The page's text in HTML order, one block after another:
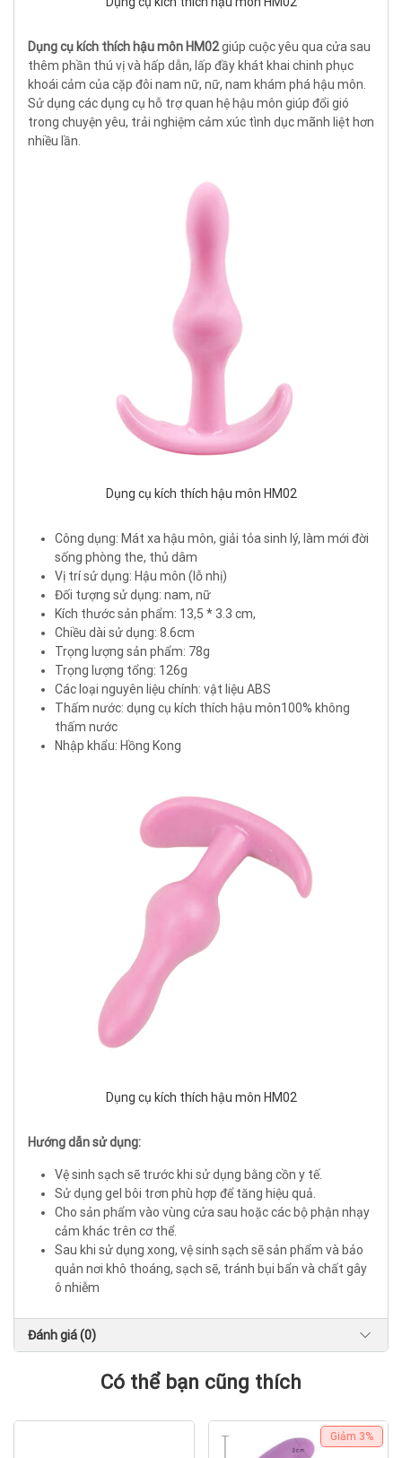
Dụng cụ kích thích hậu môn HM02giúp cuộc yêu qua cửa sau
thêm phần thú vị và hấp dẫn, lấp đầy khát khai chinh phục
khoái cảm của cặp đôi nam nữ, nữ, nam khám phá hậu môn.
Sử dụng các dụng cụ hỗ trợ quan hệ hậu môn giúp đổi gió
trong chuyện yêu, trải nghiệm cảm xúc tình dục mãnh liệt hơn
nhiều lần.
Dụng cụ kích thích hậu môn HM02
Công dụng: Mát xa hậu môn, giải tỏa sinh lý, làm mới đời
sống phòng the, thủ dâm
Vị trí sử dụng: Hậu môn (lỗ nhị)
Đối tượng sử dụng: nam, nữ
Kích thước sản phẩm: 13,5 * 3.3 cm,
Chiều dài sử dụng: 8.6cm
Trọng lượng sản phẩm: 78g
Trọng lượng tổng: 126g
Các loại nguyên liệu chính: vật liệu ABS
Thấm nước: dụng cụ kích thích hậu môn100% không
thấm nước
Nhập khẩu: Hồng Kong
Dụng cụ kích thích hậu môn HM02
Hướng dẫn sử dụng:
Vệ sinh sạch sẽ trước khi sử dụng bằng cồn y tế.
Sử dụng gel bôi trơn phù hợp để tăng hiệu quả.
Cho sản phẩm vào vùng cửa sau hoặc các bộ phận nhạy
cảm khác trên cơ thể.
Sau khi sử dụng xong, vệ sinh sạch sẽ sản phẩm và bảo
quản nơi khô thoáng, sạch sẽ, tránh bụi bẩn và chất gây
ô nhiễm
Đánh giá (0)
Có thể bạn cũng thích
Giảm 3%